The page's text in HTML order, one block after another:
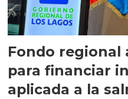
Fondo regional
para financiar
aplicada a la